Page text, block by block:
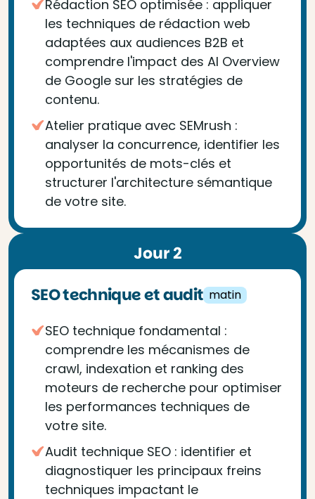
Rédaction SEO optimisée : appliquer
les techniques de rédaction web
adaptées aux audiences B2B et
comprendre l'impact des AI Overview
de Google sur les stratégies de
contenu.
Atelier pratique avec SEMrush :
analyser la concurrence, identifier les
opportunités de mots-clés et
structurer l'architecture sémantique
de votre site.
Jour 2
SEO technique et audit matin
SEO technique fondamental :
comprendre les mécanismes de
crawl, indexation et ranking des
moteurs de recherche pour optimiser
les performances techniques de
votre site.
Audit technique SEO : identifier et
diagnostiquer les principaux freins
techniques impactant le